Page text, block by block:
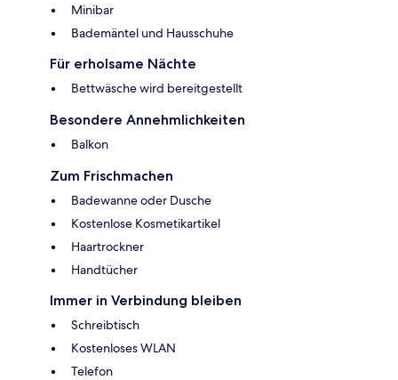
Minibar
Bademäntel und Hausschuhe
Für erholsame Nächte
Bettwäsche wird bereitgestellt
Besondere Annehmlichkeiten
Balkon
Zum Frischmachen
Badewanne oder Dusche
Kostenlose Kosmetikartikel
Haartrockner
Handtücher
Immer in Verbindung bleiben
Schreibtisch
Kostenloses WLAN
Telefon